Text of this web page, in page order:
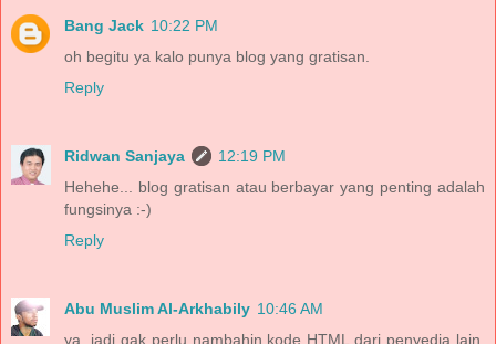
Bang Jack 10:22 PM
oh begitu ya kalo punya blog yang gratisan.
Reply
Ridwan Sanjaya
12:19 PM
Hehehe... blog gratisan atau berbayar yang penting adalah
fungsinya :-)
Reply
Abu Muslim Al-Arkhabily 10:46 AM
ya, jadi gak perlu nambahin kode HTML dari penyedia lain.